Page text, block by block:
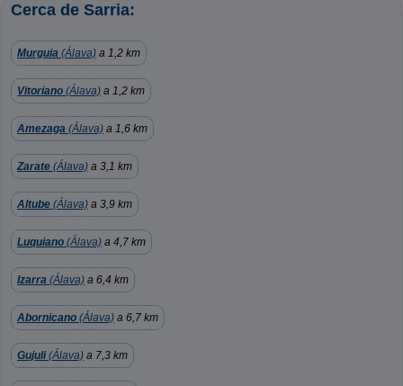
Cerca de Sarria:
Murguia (Álava) a 1,2 km
Vitoriano (Álava) a 1,2 km
Amezaga (Álava) a 1,6 km
Zarate (Álava) a 3,1 km
Altube (Álava) a 3,9 km
Luquiano (Álava) a 4,7 km
Izarra (Álava) a 6,4 km
Abornicano (Álava) a 6,7 km
Gujuli(Álava) a 7,3 km